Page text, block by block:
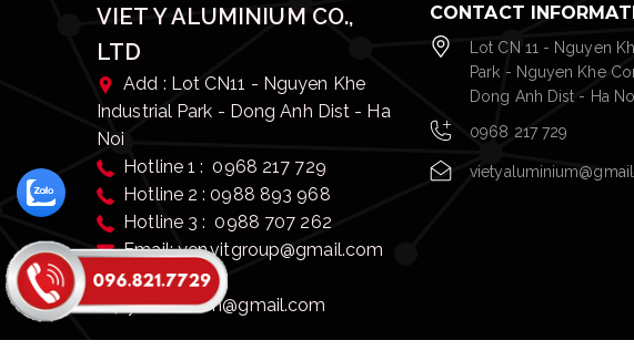
VIET Y ALUMINIUM CO.,
LTD
Add : Lot CN11 - Nguyen Khe
Industrial Park - Dong Anh Dist - Ha
Noi
Hotline 1 : 0968 217 729
Hotline 2 : 0988 893 968
Hotline 3 : 0988 707 262
Email: yen.vitgroup@gmail.com
Email:
vietyaluminium@gmail.com
CONTACT
Lot CN 11 - Nguyen
Park - Nguyen Khe
Dong Anh Dist - Ha
0968 217 729